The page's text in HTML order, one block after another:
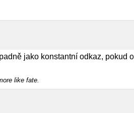
jako konstantní odkaz, pokud
like fate.